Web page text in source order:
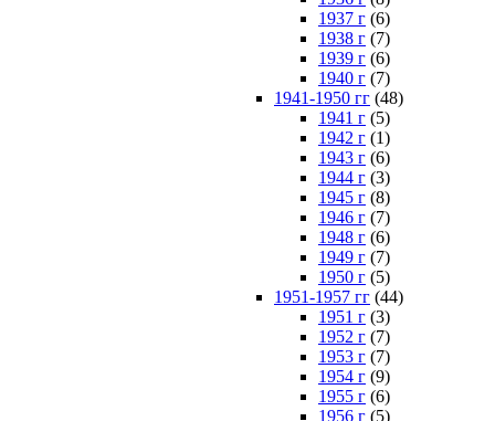
1937 г (6)
1938 г (7)
1939 г (6)
1940 г (7)
1941-1950 гг (48)
1941 г (5)
1942 г (1)
1943 г (6)
1944 г (3)
1945 г (8)
1946 г (7)
1948 г (6)
1949 г (7)
1950 г (5)
1951-1957 гг (44)
1951 г (3)
1952 г (7)
1953 г (7)
1954 г (9)
1955 г (6)
1956 г (5)